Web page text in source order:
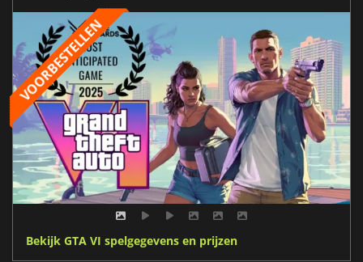
Bekijk GTA VI spelgegevens en prijzen